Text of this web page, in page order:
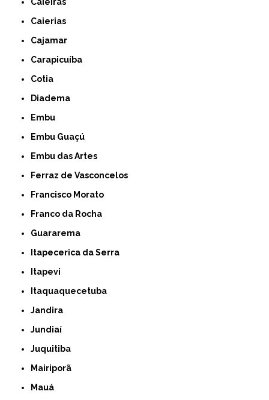
Caierias
Cajamar
Carapicuíba
Cotia
Diadema
Embu
Embu Guaçú
Embu das Artes
Ferraz de Vasconcelos
Francisco Morato
Franco da Rocha
Guararema
Itapecerica da Serra
Itapevi
Itaquaquecetuba
Jandira
Jundiaí
Juquitiba
Mairiporã
Mauá